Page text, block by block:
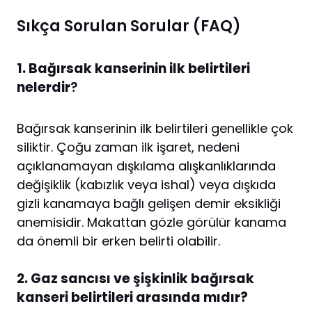
Sıkça Sorulan Sorular (FAQ)
1. Bağırsak kanserinin ilk belirtileri
nelerdir?
Bağırsak kanserinin ilk belirtileri genellikle çok
siliktir. Çoğu zaman ilk işaret, nedeni
açıklanamayan dışkılama alışkanlıklarında
değişiklik (kabızlık veya ishal) veya dışkıda
gizli kanamaya bağlı gelişen demir eksikliği
anemisidir. Makattan gözle görülür kanama
da önemli bir erken belirti olabilir.
2. Gaz sancısı ve şişkinlik bağırsak
kanseri belirtileri arasında mıdır?